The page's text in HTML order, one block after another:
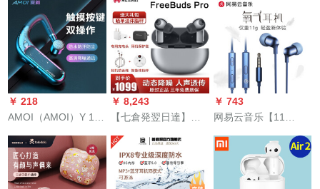
イヤホはファァァァ
ァウェルMivivo oppo
Semnにアプロを耳に
入れてからイヤホン
をダブルとして
Bluetooth重低音で
す。
備【コード充電式収
集纳ケス付】
Bluetoothイヤホンイ
ニシアチブnonesスポ
ーツ型ランニング双
耳入耳式音楽ヘッド
フォンファーウェイ
vivoアップルAndroid
携帯電話通用
￥ 218
AMOI（AMOI）Y 10
耳元のBluetoothイヤ
ホーンをかける。片
手で无线で运転しま
す。耳元を切って、
￥ 8,243
【七倉発翌日達】フ
ュージョンウェルハ
ーフテレコムフリー
ペーパープロ真無線
運動BluetoothӢӢドホ
￥ 743
网易云音乐【11
glamuだけ】酸素イヤ
ホケム入耳式ゲム鶏
のK歌パソコン3.5
mm线控耳麦アイフル